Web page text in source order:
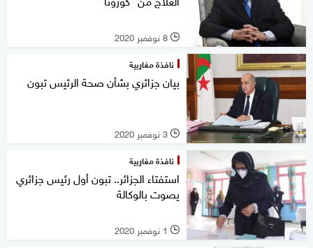
l 8 نوفمبر 2020
نافذة مغاربية
بيان جزائري بشأن صحة الرئيس تبون
l 3 نوفمبر 2020
نافذة مغاربية
استفتاء الجزائر.. تبون أول رئيس جزائري
يصوت بالوكالة
l 1 نوفمبر 2020